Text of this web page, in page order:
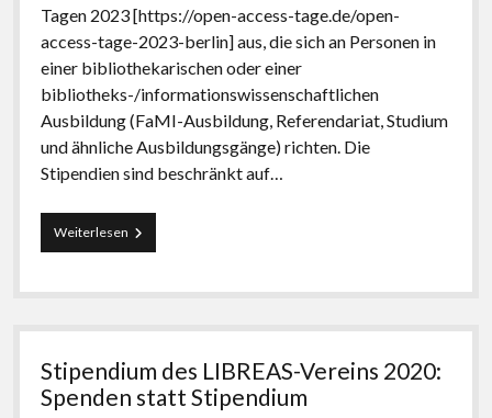
Tagen 2023 [https://open-access-tage.de/open-
access-tage-2023-berlin] aus, die sich an Personen in
einer bibliothekarischen oder einer
bibliotheks-/informationswissenschaftlichen
Ausbildung (FaMI-Ausbildung, Referendariat, Studium
und ähnliche Ausbildungsgänge) richten. Die
Stipendien sind beschränkt auf…
WeiterlesenAusschreibung:
Stipendium
LIBREAS-
für
Teilnahme
den
Stipendium des LIBREAS-Vereins 2020:
Spenden statt Stipendium